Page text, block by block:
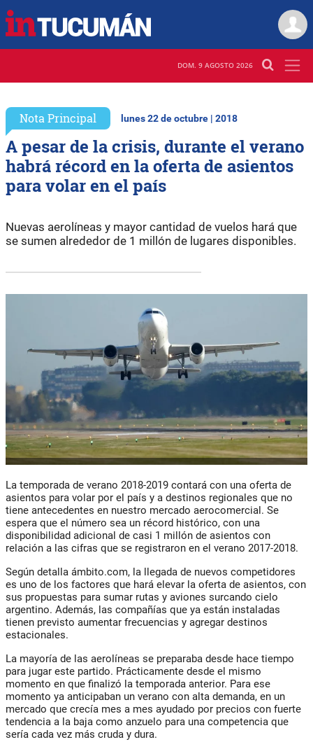
DOM. 9 AGOSTO 2026
Nota Principal lunes 22 de octubre | 2018
A pesar de la crisis, durante el verano
habrá récord en la oferta de asientos
para volar en el país
Nuevas aerolíneas y mayor cantidad de vuelos hará que
se sumen alrededor de 1 millón de lugares disponibles.
La temporada de verano 2018-2019 contará con una oferta de
asientos para volar por el país y a destinos regionales que no
tiene antecedentes en nuestro mercado aerocomercial. Se
espera que el número sea un récord histórico, con una
disponibilidad adicional de casi 1 millón de asientos con
relación a las cifras que se registraron en el verano 2017-2018.
Según detalla ámbito.com, la llegada de nuevos competidores
es uno de los factores que hará elevar la oferta de asientos, con
sus propuestas para sumar rutas y aviones surcando cielo
argentino. Además, las compañías que ya están instaladas
tienen previsto aumentar frecuencias y agregar destinos
estacionales.
La mayoría de las aerolíneas se preparaba desde hace tiempo
para jugar este partido. Prácticamente desde el mismo
momento en que finalizó la temporada anterior. Para ese
momento ya anticipaban un verano con alta demanda, en un
mercado que crecía mes a mes ayudado por precios con fuerte
tendencia a la baja como anzuelo para una competencia que
sería cada vez más cruda y dura.